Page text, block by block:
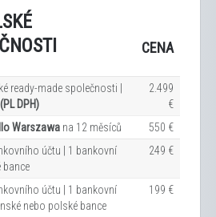
CENA
ready-made společnosti |
DPH)
2.499
€
Warszawa na 12 měsíců
550 €
účtu | 1 bankovní
bance
249 €
účtu | 1 bankovní
nebo polské bance
199 €